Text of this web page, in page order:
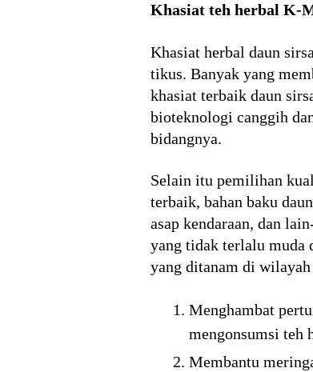
Khasiat teh herbal K-
Khasiat herbal daun
tikus. Banyak yang
khasiat terbaik daun
bioteknologi canggih
bidangnya.
Selain itu pemilihan
terbaik, bahan baku
asap kendaraan, dan
yang tidak terlalu muda
yang ditanam di
Menghambat
mengonsumsi teh
Membantu